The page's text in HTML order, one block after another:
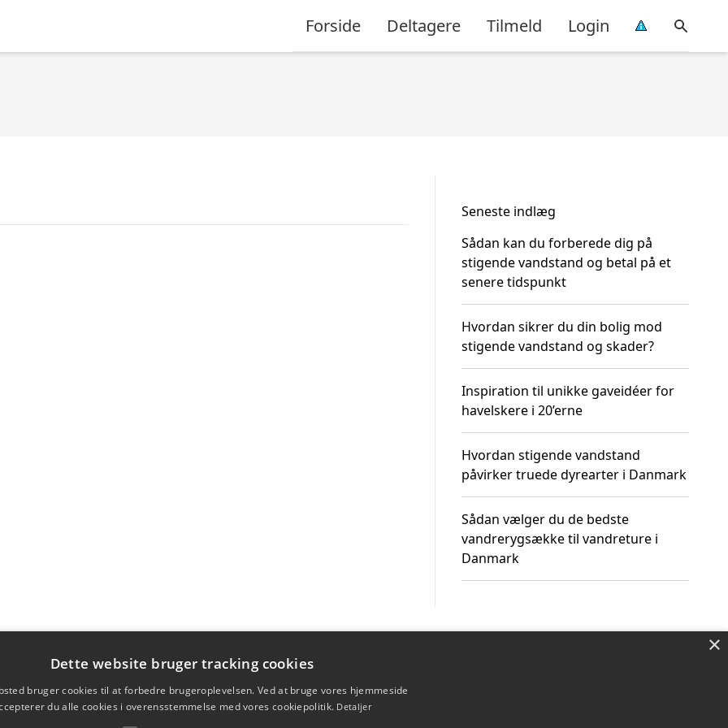
Forside Deltagere Tilmeld Login
Seneste indlæg
Sådan kan du forberede dig på
stigende vandstand og betal på et
senere tidspunkt
Hvordan sikrer du din bolig mod
stigende vandstand og skader?
Inspiration til unikke gaveidéer for
havelskere i 20’erne
Hvordan stigende vandstand
påvirker truede dyrearter i Danmark
Sådan vælger du de bedste
vandrerygsække til vandreture i
Danmark
×
Dette website bruger tracking cookies
bruger cookies til at forbedre brugeroplevelsen. Ved at bruge vores hjemmeside
du alle cookies i overensstemmelse med vores cookiepolitik. Detaljer